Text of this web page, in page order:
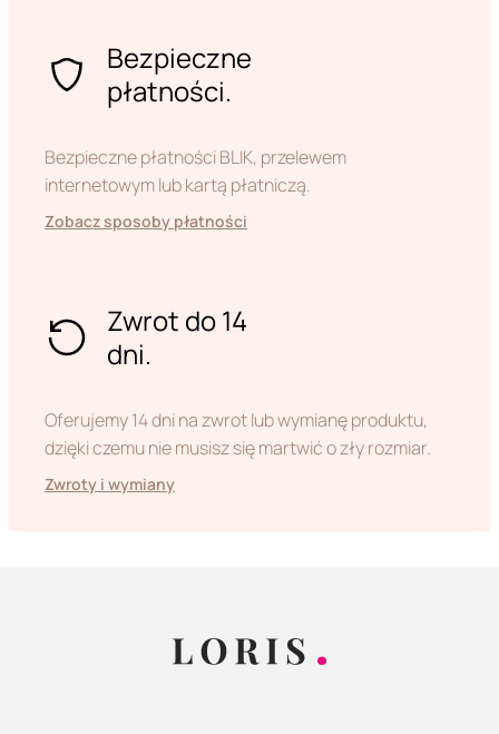
Bezpieczne
płatności.
Bezpieczne płatności BLIK, przelewem
internetowym lub kartą płatniczą.
Zobacz sposoby płatności
Zwrot do 14
dni.
Oferujemy 14 dni na zwrot lub wymianę produktu,
dzięki czemu nie musisz się martwić o zły rozmiar.
Zwroty i wymiany